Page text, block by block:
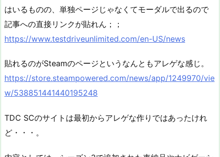
はいるものの、単独ページじゃなくてモーダルで出るので
記事への直接リンクが貼れん；；
https://www.testdriveunlimited.com/en-US/news
貼れるのがSteamのページというなんともアレゲな感じ。
https://store.steampowered.com/news/app/1249970/vie
w/538851441440195248
TDC SCのサイトは最初からアレゲな作りではあったけれ
ど・・・。